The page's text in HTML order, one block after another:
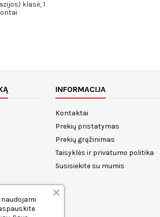
klasė, 1
INFORMACIJA
Kontaktai
Prekių pristatymas
Prekių grąžinimas
Taisyklės ir privatumo politika
Susisiekite su mumis